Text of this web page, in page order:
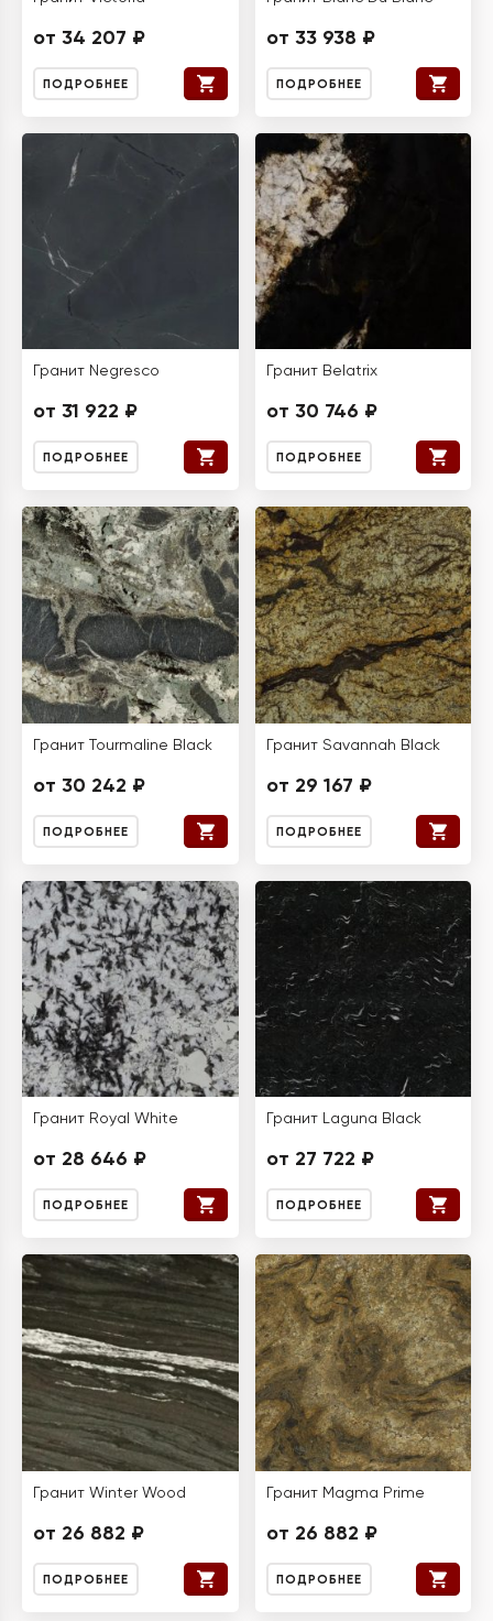
от 34 207 ₽
ПОДРОБНЕЕ
от 33 938 ₽
ПОДРОБНЕЕ
Гранит Negresco
от 31 922 ₽
ПОДРОБНЕЕ
Гранит Belatrix
от 30 746 ₽
ПОДРОБНЕЕ
Гранит Tourmaline Black
от 30 242 ₽
ПОДРОБНЕЕ
Гранит Savannah Black
от 29 167 ₽
ПОДРОБНЕЕ
Гранит Royal White
от 28 646 ₽
ПОДРОБНЕЕ
Гранит Laguna Black
от 27 722 ₽
ПОДРОБНЕЕ
Гранит Winter Wood
от 26 882 ₽
ПОДРОБНЕЕ
Гранит Magma Prime
от 26 882 ₽
ПОДРОБНЕЕ